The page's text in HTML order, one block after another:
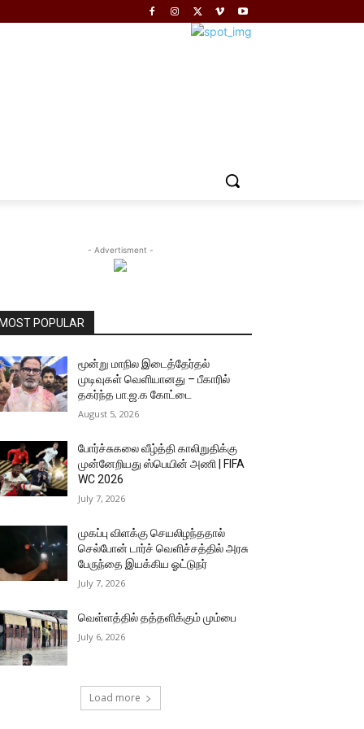
- Advertisment -
MOST POPULAR
மூன்று மாநில இடைத்தேர்தல்
முடிவுகள் வெளியானது – பீகாரில்
தகர்ந்த பா.ஜ.க கோட்டை
August 5, 2026
போர்ச்சுகலை வீழ்த்தி காலிறுதிக்கு
முன்னேறியது ஸ்பெயின் அணி | FIFA
WC 2026
July 7, 2026
முகப்பு விளக்கு செயலிழந்ததால்
செல்போன் டார்ச் வெளிச்சத்தில் அரசு
பேருந்தை இயக்கிய ஓட்டுநர்
July 7, 2026
வெள்ளத்தில் தத்தளிக்கும் மும்பை
July 6, 2026
Load more